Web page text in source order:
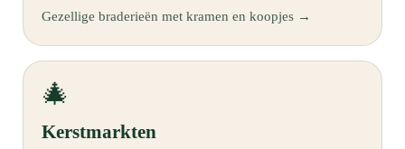
Gezellige braderieën met kramen en koopjes →
🎄
Kerstmarkten